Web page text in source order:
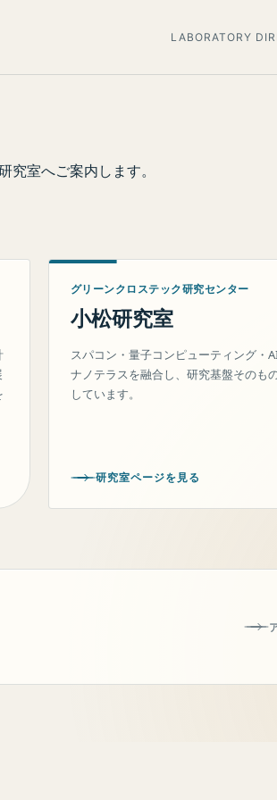
LABORATORY
室へご案内します。
グリーンクロステック研究センター
小松研究室
スパコン・量子コンピューティング・
ナノテラスを融合し、研究基盤そのも
しています。
研究室ページを見る